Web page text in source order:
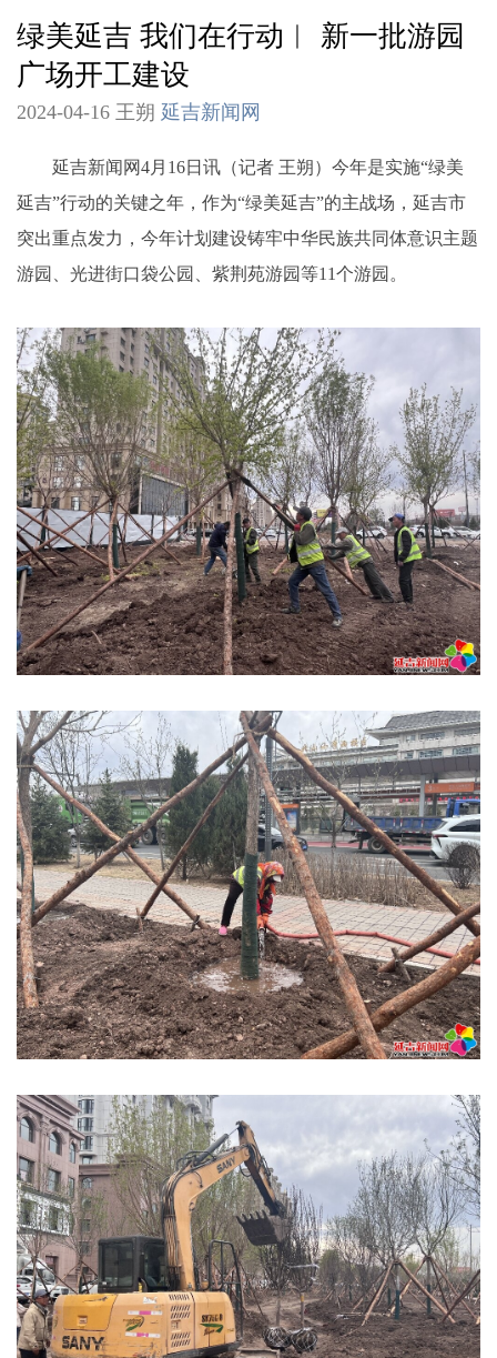
绿美延吉 我们在行动︱ 新一批游园
广场开工建设
2024-04-16 王朔 延吉新闻网
延吉新闻网4月16日讯（记者 王朔）今年是实施“绿美
延吉”行动的关键之年，作为“绿美延吉”的主战场，延吉市
突出重点发力，今年计划建设铸牢中华民族共同体意识主题
游园、光进街口袋公园、紫荆苑游园等11个游园。